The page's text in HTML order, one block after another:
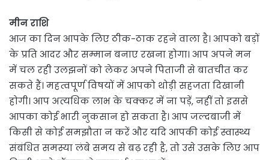
मीन राशि
आज का दिन आपके लिए ठीक-ठाक रहने वाला है। आपको बड़ों
के प्रति आदर और सम्मान बनाए रखना होगा। आप अपने मन
में चल रही उलझनों को लेकर अपने पिताजी से बातचीत कर
सकते हैं। महत्वपूर्ण विषयों में आपको थोड़ी सहजता दिखानी
होगी। आप अत्यधिक लाभ के चक्कर में ना पड़ें, नहीं तो इससे
आपका कोई भारी नुकसान हो सकता है। आप जल्दबाजी में
किसी से कोई समझौता न करें और यदि आपकी कोई स्वास्थ्य
संबंधित समस्या लंबे समय से बढ़ रही है, तो उसे उसके लिए आप